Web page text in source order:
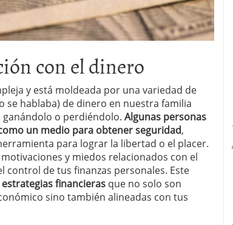
con el dinero
y está moldeada por una variedad de
se hablaba) de dinero en nuestra familia
o perdiéndolo. Algunas personas
un medio para obtener seguridad,
para lograr la libertad o el placer.
y miedos relacionados con el
de tus finanzas personales. Este
financieras que no solo son
sino también alineadas con tus